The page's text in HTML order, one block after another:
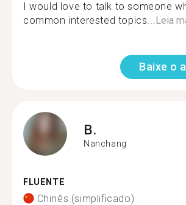
I would love to talk to someone
common interested topics...Leia
Baixe o
B.
Nanchang
FLUENTE
Chinês (simplificado)